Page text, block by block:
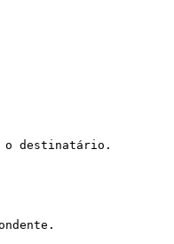
o destinatário.